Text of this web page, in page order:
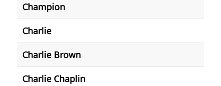
Champion
Charlie
Charlie Brown
Charlie Chaplin